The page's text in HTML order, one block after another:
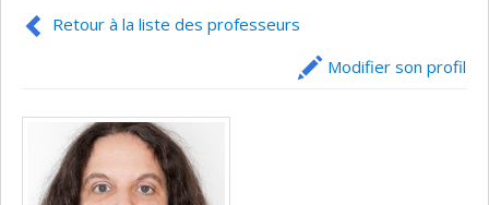
Retour à la liste des professeurs
Modifier son profil